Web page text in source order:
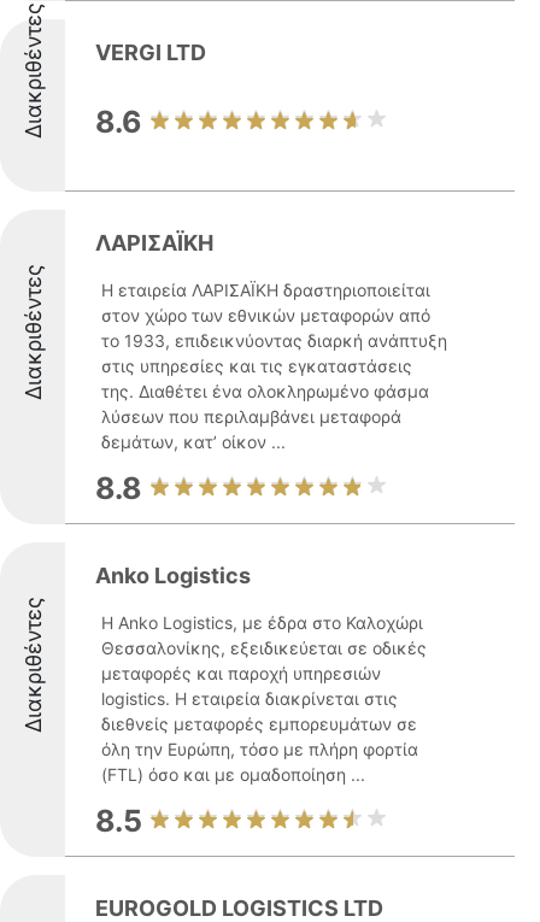
Διακριθέντες VERGI LTD
8.6
Διακριθέντες
ΛΑΡΙΣΑΪΚΗ
Η εταιρεία ΛΑΡΙΣΑΪΚΗ δραστηριοποιείται
στον χώρο των εθνικών μεταφορών από
το 1933, επιδεικνύοντας διαρκή ανάπτυξη
στις υπηρεσίες και τις εγκαταστάσεις
της. Διαθέτει ένα ολοκληρωμένο φάσμα
λύσεων που περιλαμβάνει μεταφορά
δεμάτων, κατ’ οίκον ...
8.8
Διακριθέντες
Anko Logistics
Η Anko Logistics, με έδρα στο Καλοχώρι
Θεσσαλονίκης, εξειδικεύεται σε οδικές
μεταφορές και παροχή υπηρεσιών
logistics. Η εταιρεία διακρίνεται στις
διεθνείς μεταφορές εμπορευμάτων σε
όλη την Ευρώπη, τόσο με πλήρη φορτία
(FTL) όσο και με ομαδοποίηση ...
8.5
EUROGOLD LOGISTICS LTD